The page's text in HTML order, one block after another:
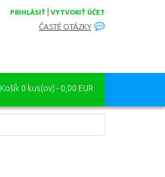
PRIHLÁSIŤ VYTVORIŤ ÚČET
ČASTÉ OTÁZKY
Košík 0 kus(ov) - 0,00 EUR